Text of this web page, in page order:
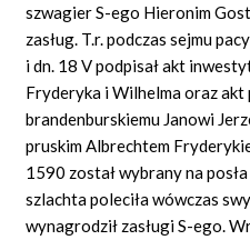
szwagier S-ego Hieronim
zasług. T.r. podczas sejmu
i dn. 18 V podpisał akt
Fryderyka i Wilhelma oraz
brandenburskiemu Janowi
pruskim Albrechtem
1590 został wybrany na
szlachta poleciła wówczas
wynagrodził zasługi S-ego.